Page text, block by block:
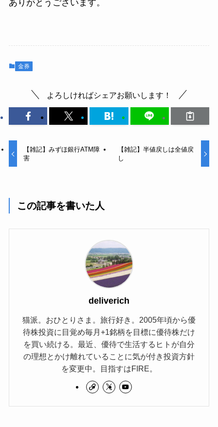
ありがとうございます。
金券
よろしければシェアお願いします！
【雑記】みずほ銀行ATM障
害
【雑記】半値戻しは全値戻
し
この記事を書いた人
deliverich
猫派。おひとりさま。旅行好き。2005年頃から優
待株投資に目覚め毎月+1銘柄を目標に優待株だけ
を買い続ける。最近、優待で生活するヒトが自分
の理想とかけ離れていることに気が付き投資方針
を変更中。目指すはFIRE。